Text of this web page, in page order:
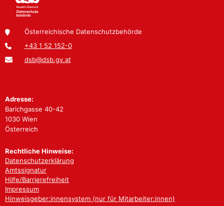
Österreichische Datenschutzbehörde
+43 1 52 152-0
dsb@dsb.gv.at
Adresse:
Barichgasse 40-42
1030 Wien
Österreich
Rechtliche Hinweise:
Datenschutzerklärung
Amtssignatur
Hilfe/Barrierefreiheit
Impressum
Hinweisgeber:innensystem (nur für Mitarbeiter:innen)